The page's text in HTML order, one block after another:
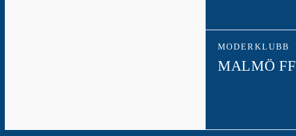
MODERKLUBB
MALMÖ FF